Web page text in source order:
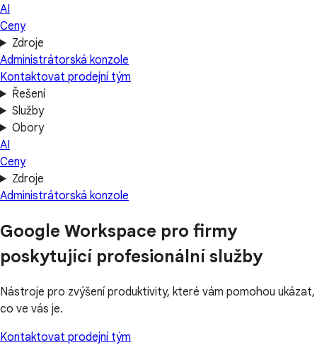
AI
Ceny
Zdroje
Administrátorská konzole
Kontaktovat prodejní tým
Řešení
Služby
Obory
AI
Ceny
Zdroje
Administrátorská konzole
Google Workspace pro firmy
poskytující profesionální služby
Nástroje pro zvýšení produktivity, které vám pomohou ukázat,
co ve vás je.
Kontaktovat prodejní tým